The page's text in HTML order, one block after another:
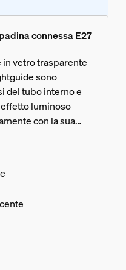
connessa E27
in vetro trasparente
sono
del tubo interno e
luminoso
con la sua